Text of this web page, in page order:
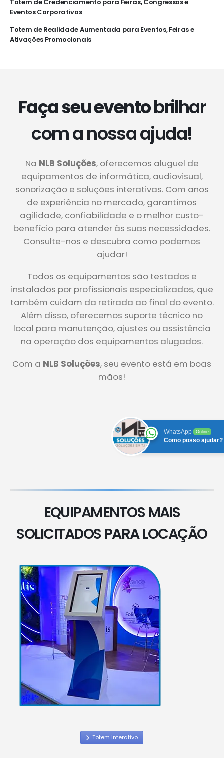
Totem de Credenciamento para Feiras, Congressos e
Eventos Corporativos
Totem de Realidade Aumentada para Eventos, Feiras e
Ativações Promocionais
Faça seu eventobrilhar
com a nossa ajuda!
Na NLB Soluções, oferecemos aluguel de
equipamentos de informática, audiovisual,
sonorização e soluções interativas. Com anos
de experiência no mercado, garantimos
agilidade, confiabilidade e o melhor custo-
benefício para atender às suas necessidades.
Consulte-nos e descubra como podemos
ajudar!
Todos os equipamentos são testados e
instalados por profissionais especializados, que
também cuidam da retirada ao final do evento.
Além disso, oferecemos suporte técnico no
local para manutenção, ajustes ou assistência
na operação dos equipamentos alugados.
Com a NLB Soluções, seu evento está em boas
mãos!
WhatsApp Online
Como posso ajudar?
EQUIPAMENTOS MAIS
SOLICITADOS PARA LOCAÇÃO
Totem Interativo